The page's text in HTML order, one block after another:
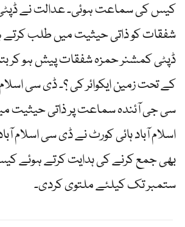
کیس کی سماعت ہوئی۔ عدالت نے
شفقات کو ذاتی حیثیت میں طلب کرتے
ڈپٹی کمشنر حمزہ شفقات پیش ہو کر
کے تحت زمین ایکوائر کی ؟۔ ڈی سی
سی جی آئندہ سماعت پر ذاتی حیثیت
اسلام آباد ہائی کورٹ نے ڈی سی اسلام
ستمبر تک کیلئے ملتوی کردی۔